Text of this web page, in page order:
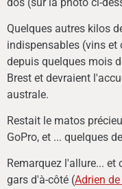
Quelques autres kilos
indispensables (vins
depuis quelques mois
Brest et devraient
australe.
Restait le matos
GoPro, et ... quelques
Remarquez l'allure... et
gars d'à-côté (Adrien